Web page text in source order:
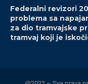
Federalni revizori
problema sa
za dio tramvajske
tramvaj koji je